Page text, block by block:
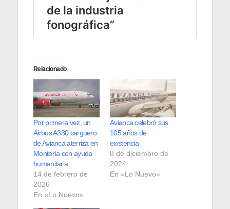
Relacionado
Por primera vez, un
Airbus A330 carguero
de Avianca aterriza en
Montería con ayuda
humanitaria
14 de febrero de
2026
En «Lo Nuevo»
Avianca celebró sus
105 años de
existencia
8 de diciembre de
2024
En «Lo Nuevo»